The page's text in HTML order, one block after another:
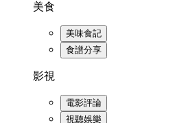
美食
美味食記
食譜分享
影視
電影評論
視聽娛樂